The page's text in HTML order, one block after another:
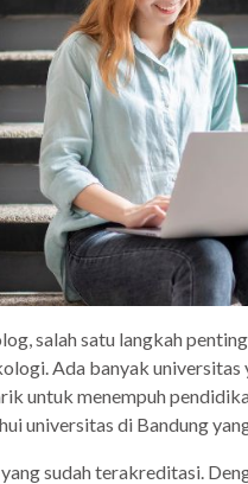
salah satu langkah
Ada banyak
untuk menempuh
universitas di Bandung
sudah terakreditasi.